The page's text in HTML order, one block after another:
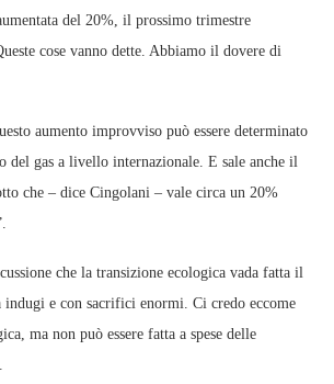
del 20%, il prossimo trimestre
cose vanno dette. Abbiamo il dovere di
aumento improvviso può essere determinato
del gas a livello internazionale. E sale anche il
che – dice Cingolani – vale circa un 20%
che la transizione ecologica vada fatta il
indugi e con sacrifici enormi. Ci credo eccome
ma non può essere fatta a spese delle